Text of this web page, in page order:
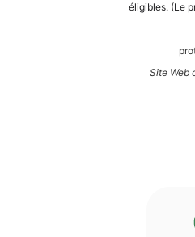
éli­gi­bles. (Le
Site Web